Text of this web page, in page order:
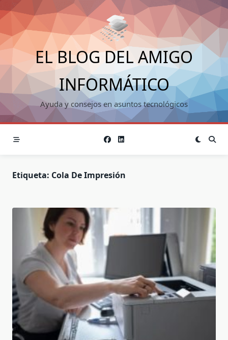
Saltar
al
contenido
EL BLOG DEL AMIGO
INFORMÁTICO
Ayuda y consejos en asuntos tecnológicos
Etiqueta: Cola De Impresión